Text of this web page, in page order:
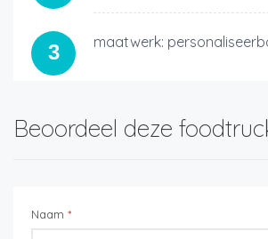
3 maatwerk:
Beoordeel deze
Naam *